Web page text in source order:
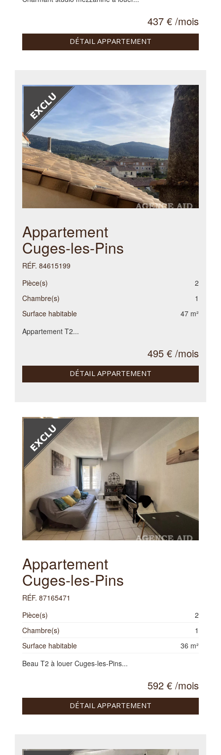
437 € /mois
DÉTAIL APPARTEMENT
Appartement
Cuges-les-Pins
RÉF. 84615199
Pièce(s)
2
Chambre(s)
1
Surface habitable
47 m²
Appartement T2...
495 € /mois
DÉTAIL APPARTEMENT
Appartement
Cuges-les-Pins
RÉF. 87165471
Pièce(s)
2
Chambre(s)
1
Surface habitable
36 m²
Beau T2 à louer Cuges-les-Pins...
592 € /mois
DÉTAIL APPARTEMENT